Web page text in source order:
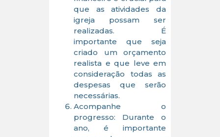
que as atividades da
igreja possam ser
realizadas. É
importante que seja
criado um orçamento
realista e que leve em
consideração todas as
despesas que serão
necessárias.
Acompanhe o
progresso: Durante o
ano, é importante